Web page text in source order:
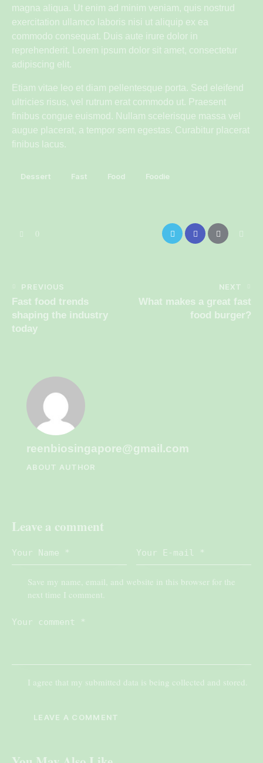
magna aliqua. Ut enim ad minim veniam, quis nostrud
exercitation ullamco laboris nisi ut aliquip ex ea
commodo consequat. Duis aute irure dolor in
reprehenderit. Lorem ipsum dolor sit amet, consectetur
adipiscing elit.
Etiam vitae leo et diam pellentesque porta. Sed eleifend
ultricies risus, vel rutrum erat commodo ut. Praesent
finibus congue euismod. Nullam scelerisque massa vel
augue placerat, a tempor sem egestas. Curabitur placerat
finibus lacus.
Dessert Fast Food Foodie
0
PREVIOUS
Fast food trends
shaping the industry
today
NEXT
What makes a great fast
food burger?
reenbiosingapore@gmail.com
ABOUT AUTHOR
Leave a comment
Save my name, email, and website in this browser for the
next time I comment.
I agree that my submitted data is being collected and stored.